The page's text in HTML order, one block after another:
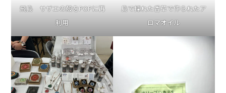
飛島 サザエの殻をPOPに再
利用
島で採れた香草で作られたア
ロマオイル